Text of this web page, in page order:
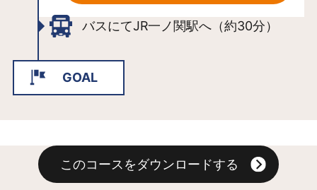
バスにてJR一ノ関駅へ（約30分）
GOAL
このコースをダウンロードする